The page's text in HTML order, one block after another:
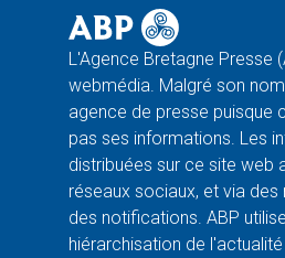
L'Agence Bretagne Presse
webmédia. Malgré son
agence de presse puisque
pas ses informations. Les
distribuées sur ce site web
réseaux sociaux, et via des
des notifications. ABP
hiérarchisation de